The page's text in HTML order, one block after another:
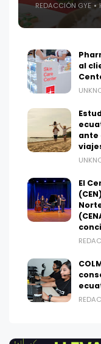
REDACCIÓN GYE
al
ante
El